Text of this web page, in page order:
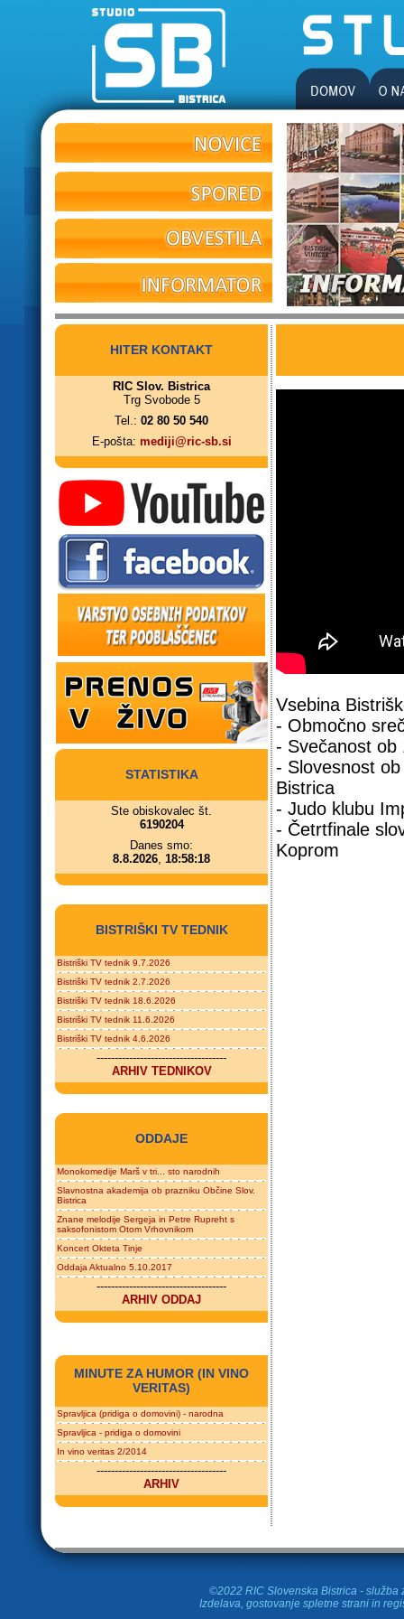
HITER KONTAKT
RIC Slov. Bistrica
Trg Svobode 5
Tel.: 02 80 50 540
E-pošta: mediji@ric-sb.si
STATISTIKA
Ste obiskovalec št.
6190204
Danes smo:
8.8.2026, 18:58:18
BISTRIŠKI TV TEDNIK
Bistriški TV tednik 9.7.2026
Bistriški TV tednik 2.7.2026
Bistriški TV tednik 18.6.2026
Bistriški TV tednik 11.6.2026
Bistriški TV tednik 4.6.2026
------------------------------------
ARHIV TEDNIKOV
ODDAJE
Monokomedije Marš v tri... sto narodnih
Slavnostna akademija ob prazniku Občine Slov.
Bistrica
Znane melodije Sergeja in Petre Rupreht s
saksofonistom Otom Vrhovnikom
Koncert Okteta Tinje
Oddaja Aktualno 5.10.2017
------------------------------------
ARHIV ODDAJ
MINUTE ZA HUMOR (IN VINO
VERITAS)
Spravljica (pridiga o domovini) - narodna
Spravljica - pridiga o domovini
In vino veritas 2/2014
------------------------------------
ARHIV
Vsebina
- Območno
- Svečanost ob
- Slovesnost
Bistrica
- Judo klubu
- Četrtfinale
Koprom
©2022 RIC Slovenska Bistrica - služba
Izdelava, gostovanje spletne strani in